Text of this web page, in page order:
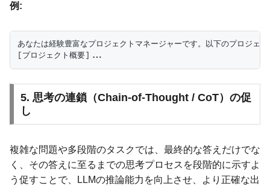
例:
あなたは経験豊富なプロジェクトマネージャーです。以下のプロジェ
5. 思考の連鎖（Chain-of-Thought / CoT）の促
し
複雑な問題や多段階のタスクでは、最終的な答えだけでな
く、その答えに至るまでの思考プロセスを段階的に示すよ
う促すことで、LLMの推論能力を向上させ、より正確な出